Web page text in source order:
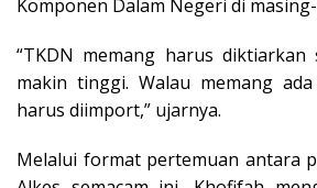
Komponen Dalam Negeri di
“TKDN memang harus
makin tinggi. Walau memang
harus diimport,” ujarnya.
Melalui format pertemuan antara